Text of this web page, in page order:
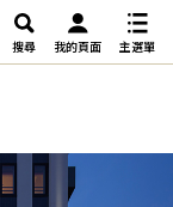
搜尋 我的頁面 主選單